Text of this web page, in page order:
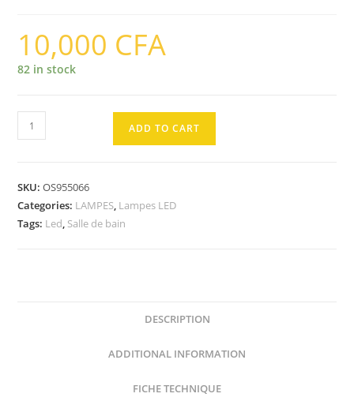
10,000 CFA
82 in stock
AMPOULE
Led
9W
2700K
ADD TO CART
SKU:OS955066
Categories: LAMPES, Lampes LED
Tags: Led, Salle de bain
DESCRIPTION
ADDITIONAL INFORMATION
FICHE TECHNIQUE